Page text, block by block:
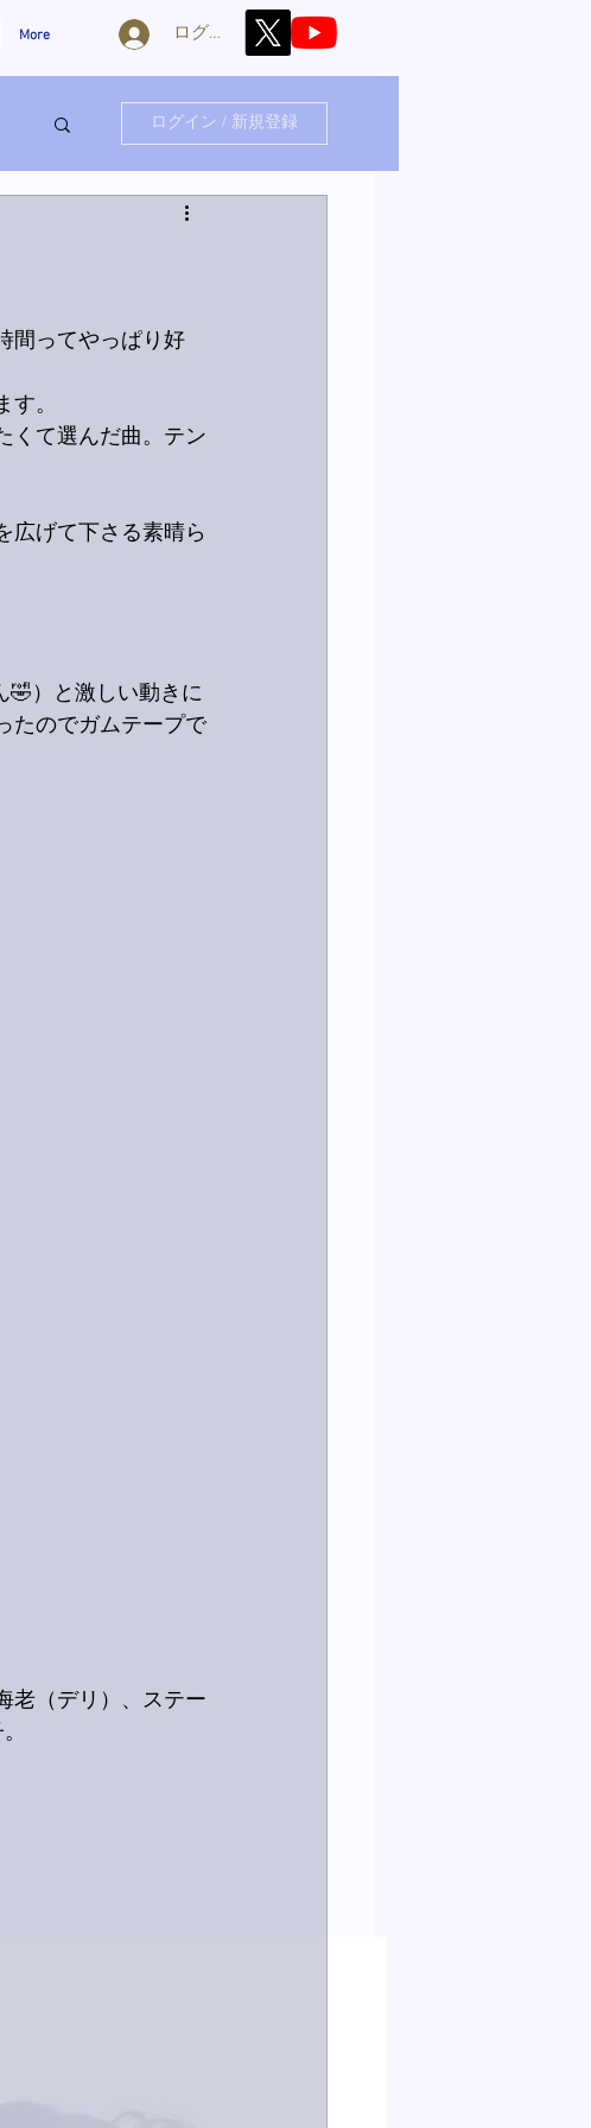
More ログイン
ログイン / 新規登録
間ってやっぱり好
。
くて選んだ曲。テン
広げて下さる素晴ら
🤣）と激しい動きに
たのでガムテープで
老（デリ）、ステー